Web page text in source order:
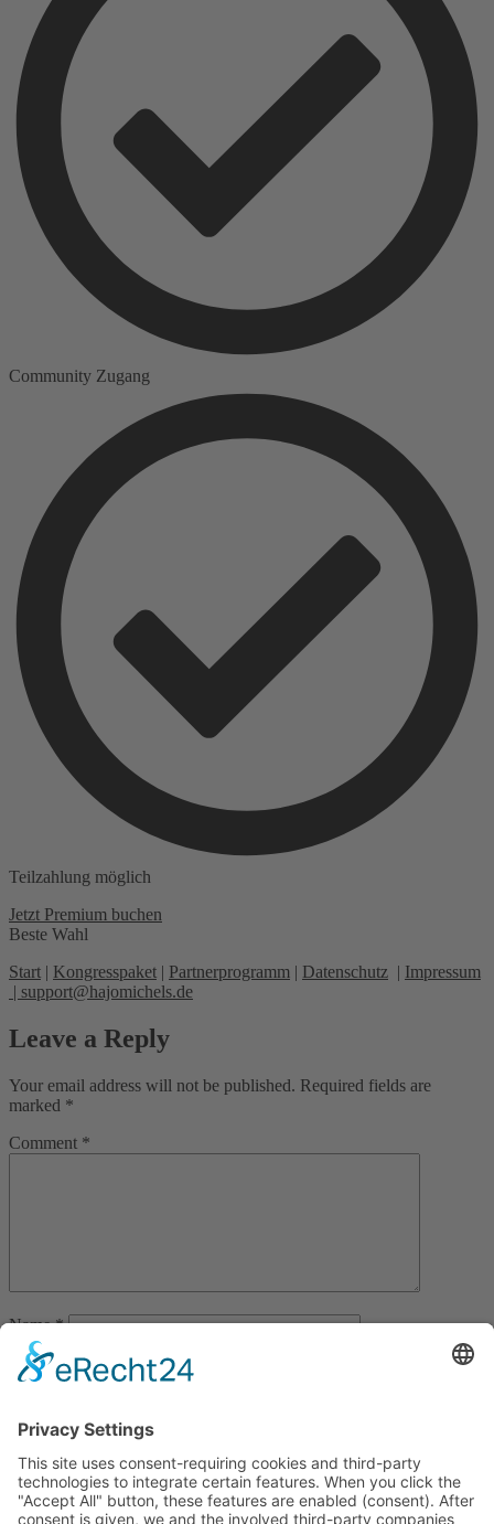
Community Zugang
Teilzahlung möglich
Jetzt Premium buchen
Beste Wahl
Start | Kongresspaket | Partnerprogramm | Datenschutz | Impressum
| support@hajomichels.de
Leave a Reply
Your email address will not be published. Required fields are
marked *
Comment *
Name*
Email*
time I comment.